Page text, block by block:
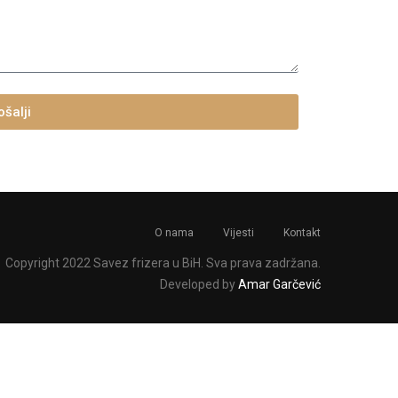
O nama Vijesti Kontakt
Copyright 2022 Savez frizera u BiH. Sva prava zadržana.
Developed byAmar Garčević